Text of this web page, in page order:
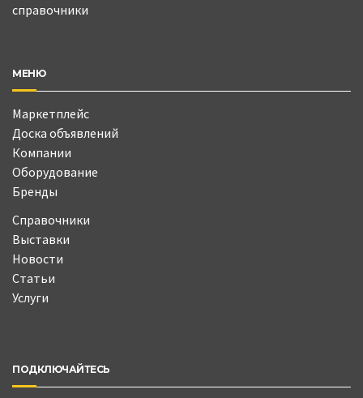
справочники
МЕНЮ
Маркетплейс
Доска объявлений
Компании
Оборудование
Бренды
Справочники
Выставки
Новости
Статьи
Услуги
ПОДКЛЮЧАЙТЕСЬ